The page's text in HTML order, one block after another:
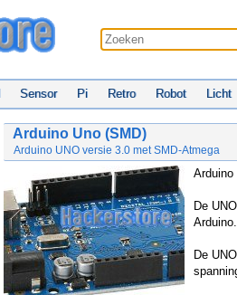
Sensor Pi Retro Robot Licht
Arduino Uno (SMD)
Arduino UNO versie 3.0 met SMD-Atmega
De
Arduino.
De